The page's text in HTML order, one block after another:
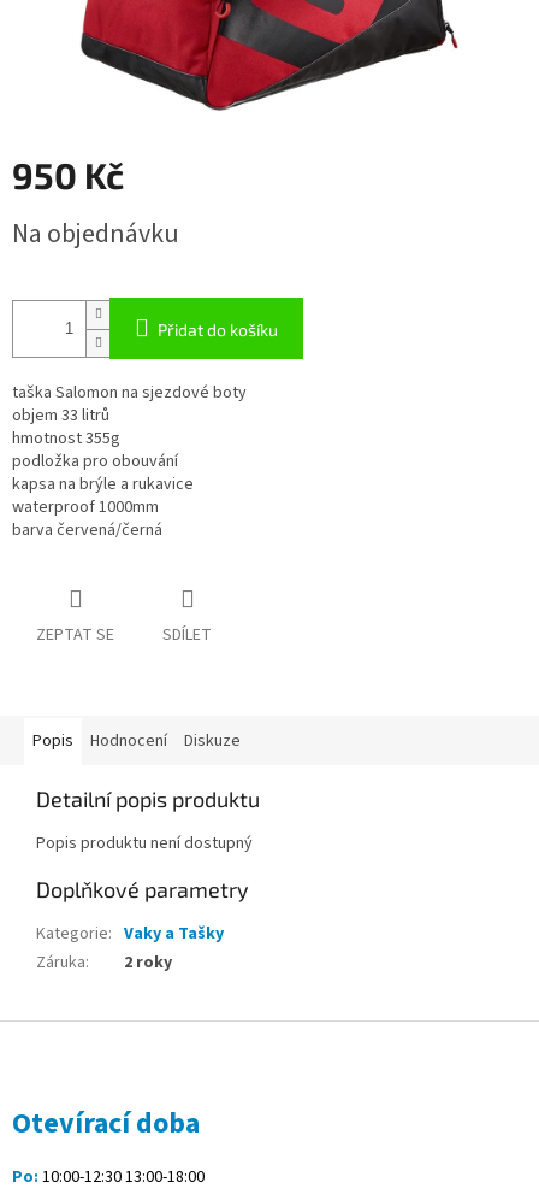
950 Kč
cena:
Na objednávku
Přidat do košíku
taška Salomon na sjezdové boty
objem 33 litrů
hmotnost 355g
podložka pro obouvání
kapsa na brýle a rukavice
waterproof 1000mm
barva červená/černá
ZEPTAT SE SDÍLET
Popis Hodnocení Diskuze
Detailní popis produktu
Popis produktu není dostupný
Doplňkové parametry
Kategorie: Vaky a Tašky
Záruka: 2 roky
Otevírací doba
Po: 10:00-12:30 13:00-18:00